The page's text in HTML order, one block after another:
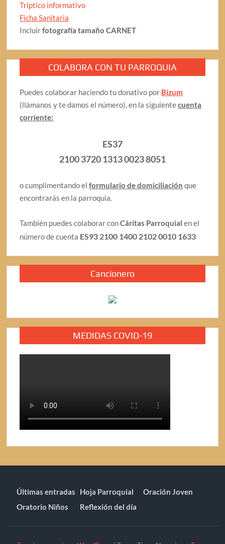
Tríptico informativo
Ficha Sanitaria
Incluirfotografía tamaño CARNET
COLABORA CON TU PARROQUIA
Puedes colaborar haciendo tu donativo por Bizum
(llámanos y te damos el número), en la siguientecuenta
corriente:
ES37
2100 3720 1313 0023 8051
o cumplimentando elformulario de domiciliación que
encontrarás en la parroquia.
También puedes colaborar conCáritas Parroquial en el
número de cuenta ES93 2100 1400 2102 0010 1633
Cancionero
MEDIDAS COVID-19
Últimas entradas Hoja Parroquial
Oración Joven
Oratorio Niños
Reflexión del día